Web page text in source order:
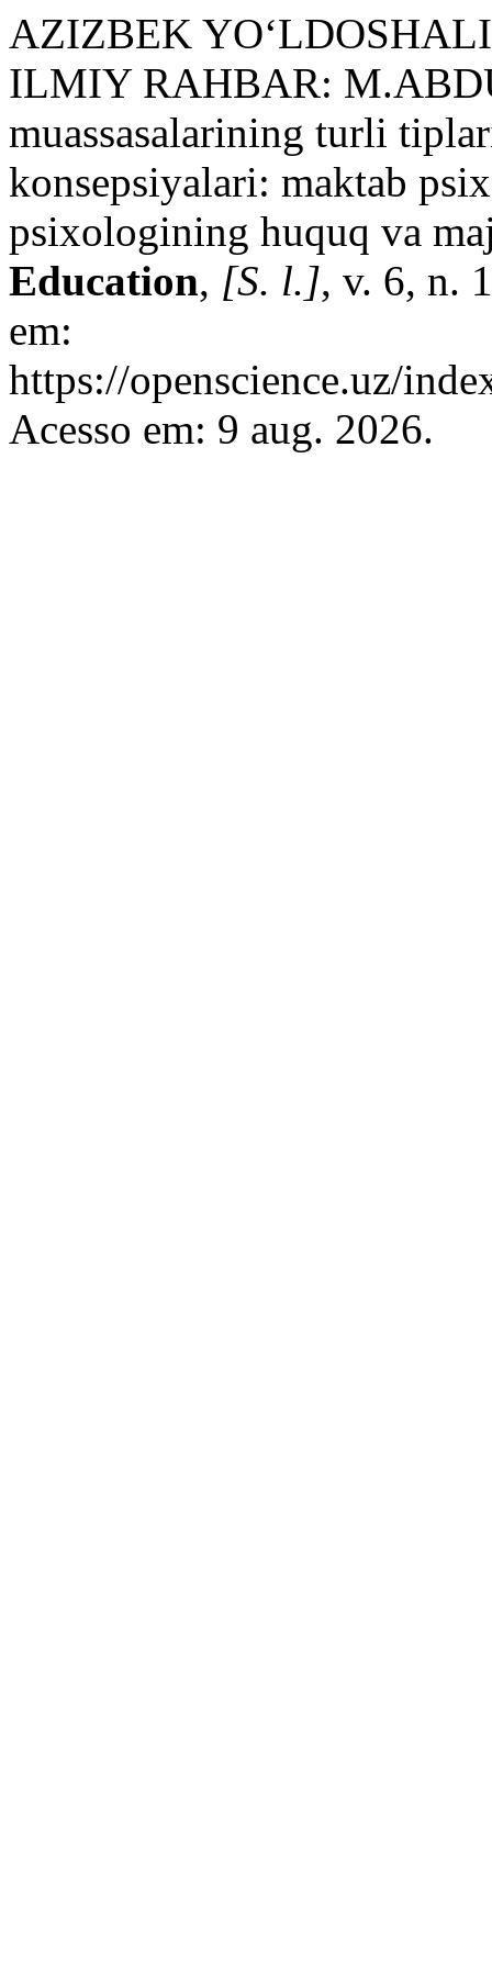
AZIZBEK
ILMIY RAHBAR:
muassasalarining turli
konsepsiyalari: maktab
psixologining huquq va
Education, [S. l.], v. 6, n.
em:
https://openscience.uz/
Acesso em: 9 aug. 2026.